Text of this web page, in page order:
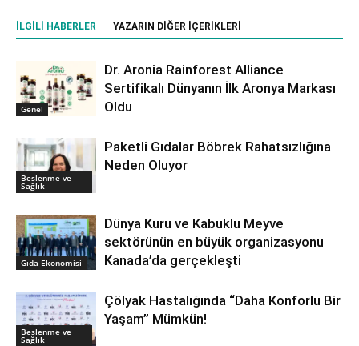
İLGILI HABERLER YAZARIN DIĞER İÇERIKLERI
Genel
Dr. Aronia Rainforest Alliance
Sertifikalı Dünyanın İlk Aronya Markası
Oldu
Beslenme ve
Sağlık
Paketli Gıdalar Böbrek Rahatsızlığına
Neden Oluyor
Gıda Ekonomisi
Dünya Kuru ve Kabuklu Meyve
sektörünün en büyük organizasyonu
Kanada’da gerçekleşti
Beslenme ve
Sağlık
Çölyak Hastalığında “Daha Konforlu Bir
Yaşam” Mümkün!